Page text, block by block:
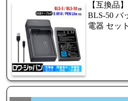
【互換品
BLS-50 バ
電器 セッ